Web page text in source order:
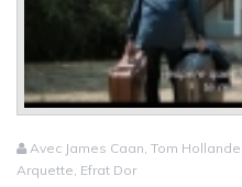
Avec James Caan, Tom
Arquette, Efrat Dor